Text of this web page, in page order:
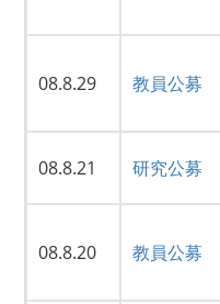
08.8.29 教員公募
08.8.21 研究公募
08.8.20 教員公募